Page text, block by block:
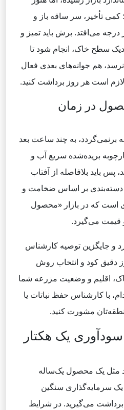
تأخیر، سر ساقه باز و
می‌افتد. برش باید تمیز و
سطح خاک، انجام شود تا
هم جوانه‌های بعدی فعال
است هر روز برداشت کنید.
در زمان
برنمی‌گردد، به چند ساعت بعد
بریده‌شده سریع آب و
باید بلافاصله از آفتاب
دسته‌بندی بر اساس ضخامت و
است که در بازار «محصول
می‌گیرد.
و جایگزین توصیه کارشناس
کود و انتخاب روش
اقلیم و وضعیت مزرعه شما
با کارشناس حفظ نباتات یا
مشورت کنید.
سودآوری یک هکتار
مثل یک محصول یک‌ساله
سرمایه‌گذاری سنگین
برداشت می‌گیرید. در شرایط